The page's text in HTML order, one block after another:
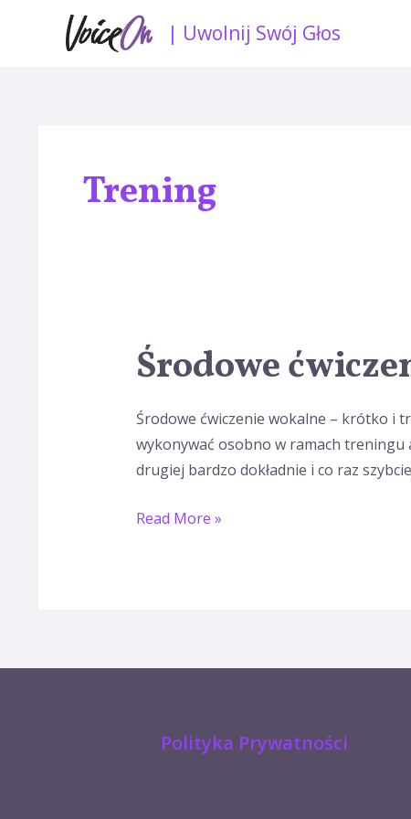
| Uwolnij Swój Głos
Trening
Środowe
Środowe ćwiczenie wokalne – krótko i
wykonywać osobno w ramach treningu
drugiej bardzo dokładnie i co raz
Środowe
ćwiczenie
wokalne
–
krótko
i
treściwie.
Read More »
Polityka Prywatności